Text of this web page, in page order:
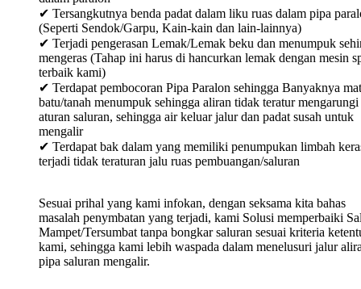
✔ Tersangkutnya benda padat dalam liku ruas dalam pipa
(Seperti Sendok/Garpu, Kain-kain dan lain-lainnya)
✔ Terjadi pengerasan Lemak/Lemak beku dan menumpuk
mengeras (Tahap ini harus di hancurkan lemak dengan mesin
terbaik kami)
✔ Terdapat pembocoran Pipa Paralon sehingga Banyaknya
batu/tanah menumpuk sehingga aliran tidak teratur mengarungi
aturan saluran, sehingga air keluar jalur dan padat susah untuk
mengalir
✔ Terdapat bak dalam yang memiliki penumpukan limbah
terjadi tidak teraturan jalu ruas pembuangan/saluran
Sesuai prihal yang kami infokan, dengan seksama kita bahas
masalah penymbatan yang terjadi, kami Solusi memperbaiki
Mampet/Tersumbat tanpa bongkar saluran sesuai kriteria
kami, sehingga kami lebih waspada dalam menelusuri jalur
pipa saluran mengalir.